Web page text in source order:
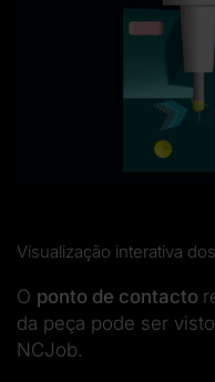
Visualização interativa
O ponto de contacto
da peça pode ser
NCJob.